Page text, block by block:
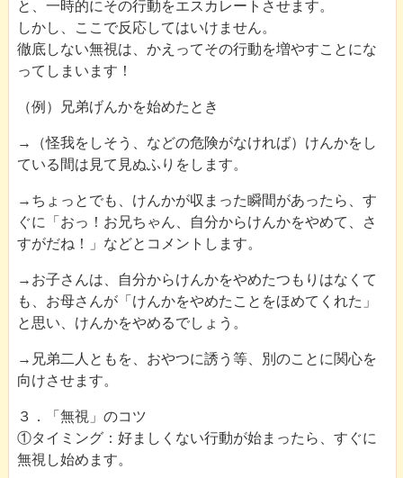
と、一時的にその行動をエスカレートさせます。
しかし、ここで反応してはいけません。
徹底しない無視は、かえってその行動を増やすことにな
ってしまいます！
（例）兄弟げんかを始めたとき
→（怪我をしそう、などの危険がなければ）けんかをし
ている間は見て見ぬふりをします。
→ちょっとでも、けんかが収まった瞬間があったら、す
ぐに「おっ！お兄ちゃん、自分からけんかをやめて、さ
すがだね！」などとコメントします。
→お子さんは、自分からけんかをやめたつもりはなくて
も、お母さんが「けんかをやめたことをほめてくれた」
と思い、けんかをやめるでしょう。
→兄弟二人ともを、おやつに誘う等、別のことに関心を
向けさせます。
３．「無視」のコツ
①タイミング：好ましくない行動が始まったら、すぐに
無視し始めます。